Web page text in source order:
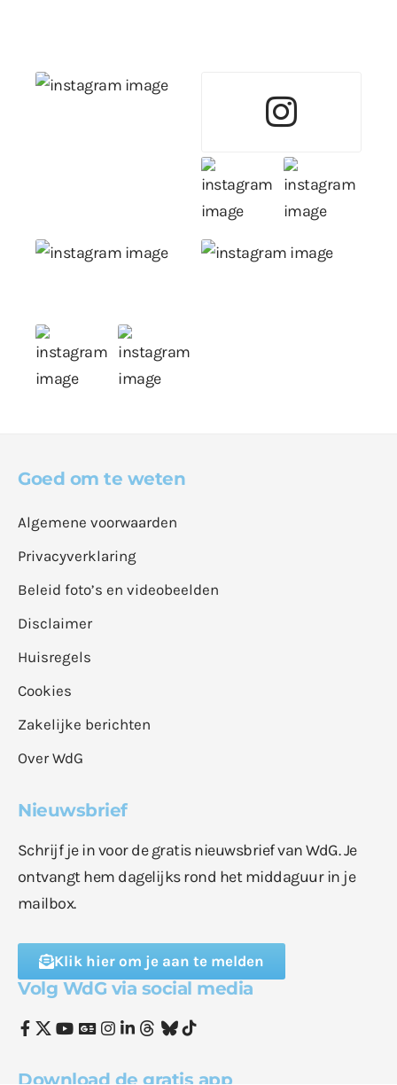
Goed om te weten
Algemene voorwaarden
Privacyverklaring
Beleid foto’s en videobeelden
Disclaimer
Huisregels
Cookies
Zakelijke berichten
Over WdG
Nieuwsbrief
Schrijf je in voor de gratis nieuwsbrief van WdG. Je
ontvangt hem dagelijks rond het middaguur in je
mailbox.
Klik hier om je aan te melden
Volg WdG via social media
Download de gratis app